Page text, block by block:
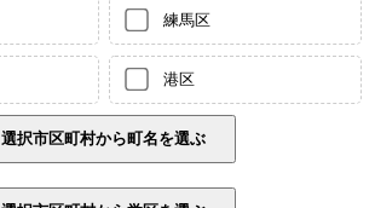
練馬区
港区